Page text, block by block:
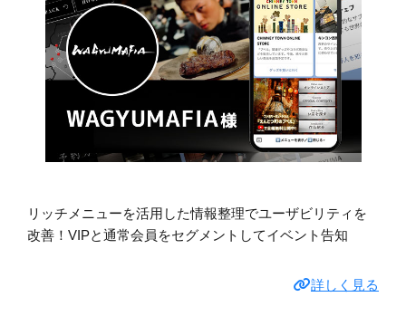
リッチメニューを活用した情報整理でユーザビリティを
改善！VIPと通常会員をセグメントしてイベント告知
詳しく見る